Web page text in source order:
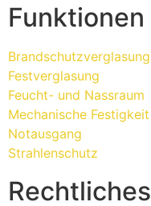
Funktionen
Brandschutzverglasung
Festverglasung
Feucht- und Nassraum
Mechanische Festigkeit
Notausgang
Strahlenschutz
Rechtliches